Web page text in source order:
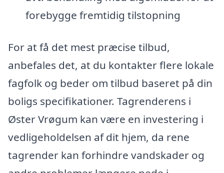
forebygge fremtidig tilstopning
For at få det mest præcise tilbud,
anbefales det, at du kontakter flere lokale
fagfolk og beder om tilbud baseret på din
boligs specifikationer. Tagrenderens i
Øster Vrøgum kan være en investering i
vedligeholdelsen af dit hjem, da rene
tagrender kan forhindre vandskader og